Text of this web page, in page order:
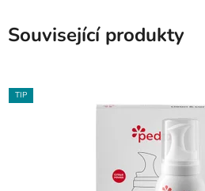
Související produkty
TIP